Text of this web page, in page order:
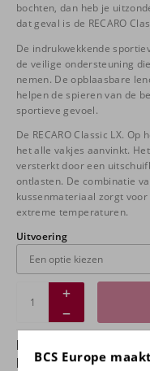
BCS Europe
bochten, dan heb je
dat geval is de RECARO
De indrukwekkende
de veilige ondersteuning
nemen. De opblaasbare
helpen de spieren van de
sportieve gevoel.
De RECARO Classic LX.
het alle vakjes aanvinkt.
versterkt door een
ontlasten. De combinatie
kussenmateriaal zorgt
extreme temperaturen.
Uitvoering
Heb jij vragen
product in het